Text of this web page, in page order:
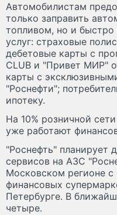
Автомобилистам
только заправить
топливом, но и
услуг: страховые
дебетовые карты с
CLUB и "Привет МИР"
карты с
"Роснефти";
ипотеку.
На 10% розничной
уже работают
"Роснефть" планирует
сервисов на АЗС
Московском регионе
финансовых
Петербурге. В
четыре.